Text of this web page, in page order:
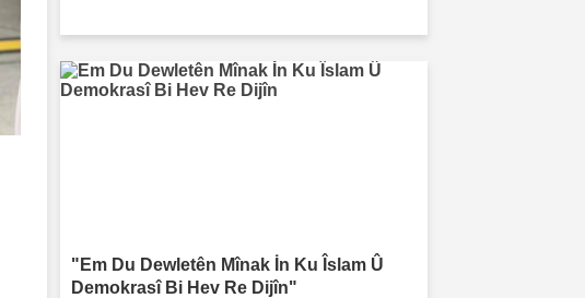
"Em Du Dewletên Mînak İn Ku Îslam Û
Demokrasî Bi Hev Re Dijîn"